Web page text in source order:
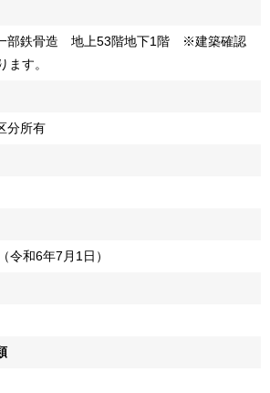
部鉄骨造 地上53階地下1階 ※建築確認
ます。
分所有
令和6年7月1日）